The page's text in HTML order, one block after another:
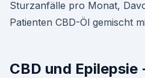
Sturzanfälle pro Monat,
Patienten CBD-Öl gemischt
CBD und